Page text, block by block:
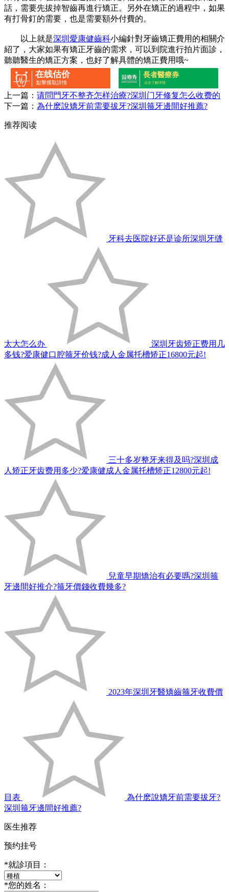
話，需要先拔掉智齒再進行矯正。另外在矯正的過程中，如果
有打骨釘的需要，也是需要額外付費的。
以上就是深圳愛康健齒科小編針對牙齒矯正費用的相關介
紹了，大家如果有矯正牙齒的需求，可以到院進行拍片面診，
聽聽醫生的矯正方案，也好了解具體的矯正費用哦~
在线估价
點擊獲取詳情
長者醫療券
点击了解详情
上一篇： 请問門牙不整齐怎样治療?深圳门牙修复怎么收费的
下一篇： 為什麽說矯牙前需要拔牙?深圳箍牙邊間好推薦?
推荐阅读
牙科去医院好还是诊所深圳牙缝
太大怎么办
深圳牙齿矫正费用几
多钱?爱康健口腔箍牙价钱?成人金属托槽矫正16800元起!
三十多岁整牙来得及吗?深圳成
人矫正牙齿费用多少?爱康健成人金属托槽矫正12800元起!
兒童早期矯治有必要嗎?深圳箍
牙邊間好推介?箍牙價錢收費幾多?
2023年深圳牙醫矯齒箍牙收費價
目表
為什麽說矯牙前需要拔牙?
深圳箍牙邊間好推薦?
医生推荐
预约挂号
*就診項目：
*您的姓名：